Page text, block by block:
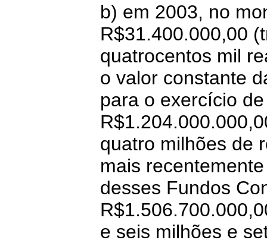
b) em 2003, no
R$31.400.000,00
quatrocentos mil
o valor constante
para o exercício
quatro milhões de
mais
desses Fundos
e seis milhões e